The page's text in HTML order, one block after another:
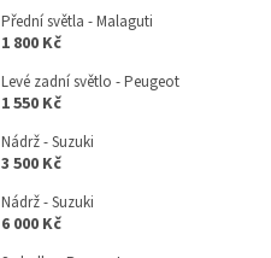
Přední světla - Malaguti
1 800 Kč
Levé zadní světlo - Peugeot
1 550 Kč
Nádrž - Suzuki
3 500 Kč
Nádrž - Suzuki
6 000 Kč